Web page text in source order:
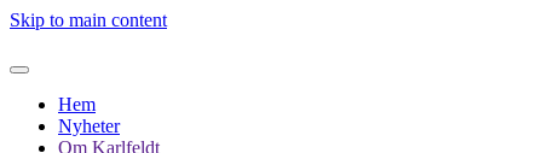
Skip to main content
Hem
Nyheter
Om Karlfeldt